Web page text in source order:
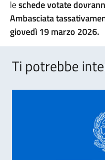
leschede votate
Ambasciata
giovedì 19 marzo 2026.
Ti potrebbe